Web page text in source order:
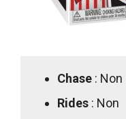
Chase : Non
Rides : Non